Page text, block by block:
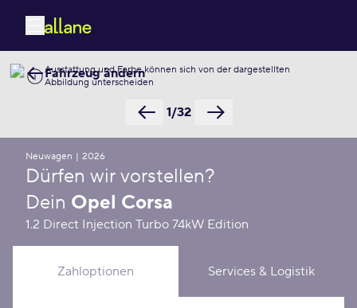
Ausstattung und Farbe können sich von der dargestellten
Abbildung unterscheiden
1/32
Fahrzeug ändern
Neuwagen | 2026
Dürfen wir vorstellen?
Dein Opel Corsa
1.2 Direct Injection Turbo 74kW Edition
Zahloptionen Services & Logistik